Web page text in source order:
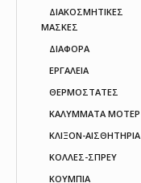
ΔΙΑΚΟΣΜΗΤΙΚΕΣ
ΜΑΣΚΕΣ
ΔΙΑΦΟΡΑ
ΕΡΓΑΛΕΙΑ
ΘΕΡΜΟΣΤΑΤΕΣ
ΚΑΛΥΜΜΑΤΑ ΜΟΤΕΡ
ΚΛΙΞΟΝ-ΑΙΣΘΗΤΗΡΙΑ
ΚΟΛΛΕΣ-ΣΠΡΕΥ
ΚΟΥΜΠΙΑ